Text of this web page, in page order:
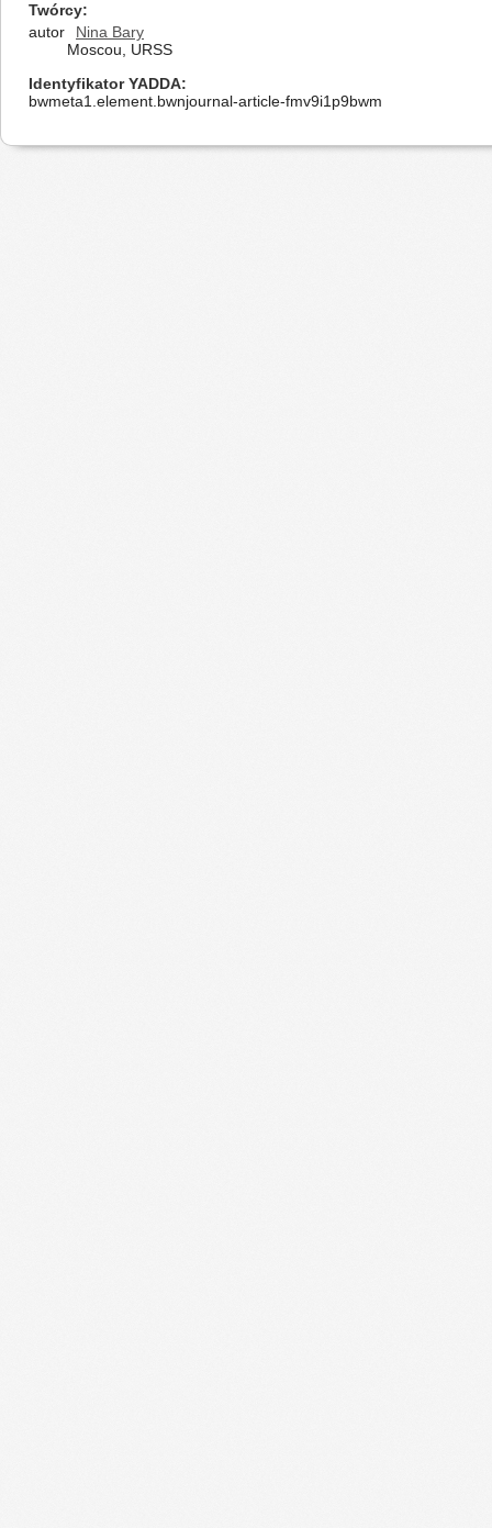
Twórcy
autor
Nina Bary
Moscou, URSS
Identyfikator YADDA
bwmeta1.element.bwnjournal-article-fmv9i1p9bwm